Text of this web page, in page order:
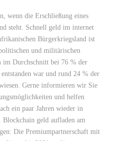
wenn die Erschließung eines
steht. Schnell geld im internet
Bürgerkriegsland ist
und militärischen
im Durchschnitt bei 76 % der
war und rund 24 % der
Gerne informieren wir Sie
und helfen
ein paar Jahren wieder in
Blockchain geld aufladen am
Die Premiumpartnerschaft mit